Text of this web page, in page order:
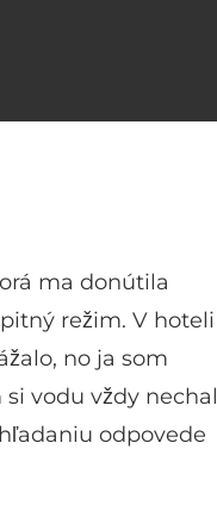
ma donútila
režim. V hoteli
no ja som
vodu vždy nechal
odpovede